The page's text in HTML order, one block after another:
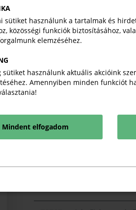
A TSZSZ eljárásának
szakvélemény
meghosszabbítható,így 60
elkülönített 10300002-
2025. január 1-jétől a
,
Elektronikus kérelem
követően egyetlen
sütiket használunk a tartalmak és
közösségi funkciók biztosításához,
elemzéséhez.
sütiket használunk aktuális akcióink
Amennyiben minden funkciót
Mindent elfogadom